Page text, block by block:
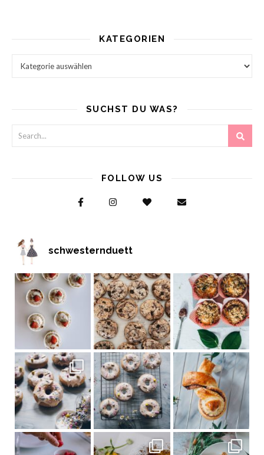
KATEGORIEN
SUCHST DU WAS?
FOLLOW US
schwesternduett